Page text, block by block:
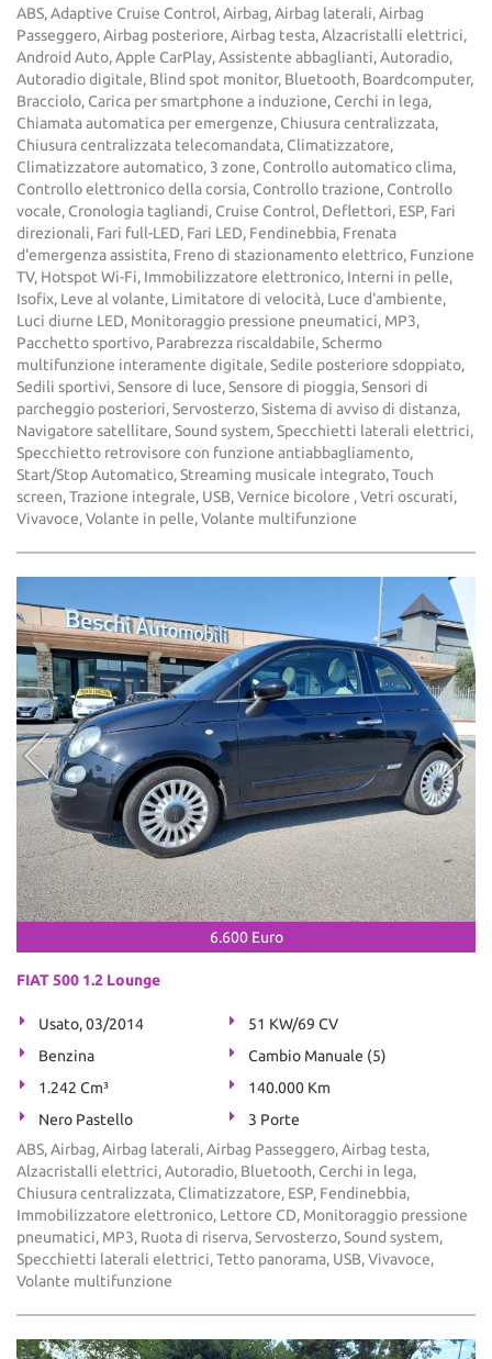
ABS, Adaptive Cruise Control, Airbag, Airbag laterali, Airbag
Passeggero, Airbag posteriore, Airbag testa, Alzacristalli elettrici,
Android Auto, Apple CarPlay, Assistente abbaglianti, Autoradio,
Autoradio digitale, Blind spot monitor, Bluetooth, Boardcomputer,
Bracciolo, Carica per smartphone a induzione, Cerchi in lega,
Chiamata automatica per emergenze, Chiusura centralizzata,
Chiusura centralizzata telecomandata, Climatizzatore,
Climatizzatore automatico, 3 zone, Controllo automatico clima,
Controllo elettronico della corsia, Controllo trazione, Controllo
vocale, Cronologia tagliandi, Cruise Control, Deflettori, ESP, Fari
direzionali, Fari full-LED, Fari LED, Fendinebbia, Frenata
d'emergenza assistita, Freno di stazionamento elettrico, Funzione
TV, Hotspot Wi-Fi, Immobilizzatore elettronico, Interni in pelle,
Isofix, Leve al volante, Limitatore di velocità, Luce d'ambiente,
Luci diurne LED, Monitoraggio pressione pneumatici, MP3,
Pacchetto sportivo, Parabrezza riscaldabile, Schermo
multifunzione interamente digitale, Sedile posteriore sdoppiato,
Sedili sportivi, Sensore di luce, Sensore di pioggia, Sensori di
parcheggio posteriori, Servosterzo, Sistema di avviso di distanza,
Navigatore satellitare, Sound system, Specchietti laterali elettrici,
Specchietto retrovisore con funzione antiabbagliamento,
Start/Stop Automatico, Streaming musicale integrato, Touch
screen, Trazione integrale, USB, Vernice bicolore , Vetri oscurati,
Vivavoce, Volante in pelle, Volante multifunzione
6.600 Euro
FIAT 500 1.2 Lounge
Usato, 03/2014
51 KW/69 CV
Benzina
Cambio Manuale (5)
1.242 Cm³
140.000 Km
Nero Pastello
3 Porte
ABS, Airbag, Airbag laterali, Airbag Passeggero, Airbag testa,
Alzacristalli elettrici, Autoradio, Bluetooth, Cerchi in lega,
Chiusura centralizzata, Climatizzatore, ESP, Fendinebbia,
Immobilizzatore elettronico, Lettore CD, Monitoraggio pressione
pneumatici, MP3, Ruota di riserva, Servosterzo, Sound system,
Specchietti laterali elettrici, Tetto panorama, USB, Vivavoce,
Volante multifunzione